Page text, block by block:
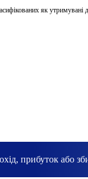
як утримувані
прибуток або